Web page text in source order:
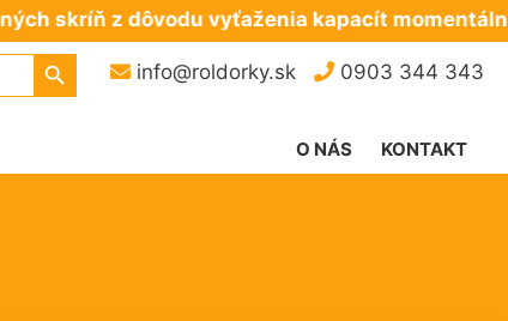
z dôvodu vyťaženia kapacít momentálne
info@roldorky.sk 0903 344 343
Search Button
KONTAKT
O NÁS